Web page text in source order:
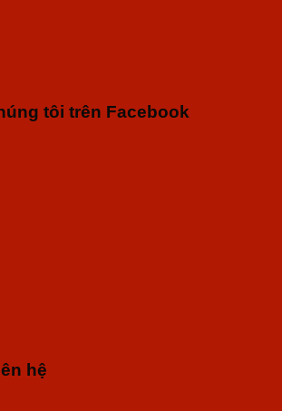
tôi trên Facebook
hệ